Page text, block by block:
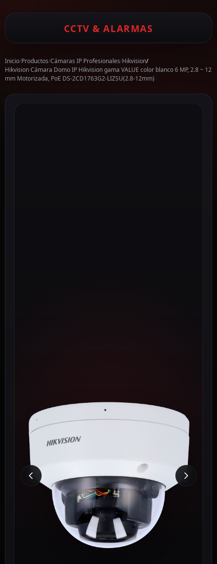
CCTV & ALARMAS
Inicio/Productos/Cámaras IP Profesionales/Hikvision/
Hikvision Cámara Domo IP Hikvision gama VALUE color blanco 6 MP, 2.8 ~ 12
mm Motorizada, PoE DS-2CD1763G2-LIZSU(2.8-12mm)